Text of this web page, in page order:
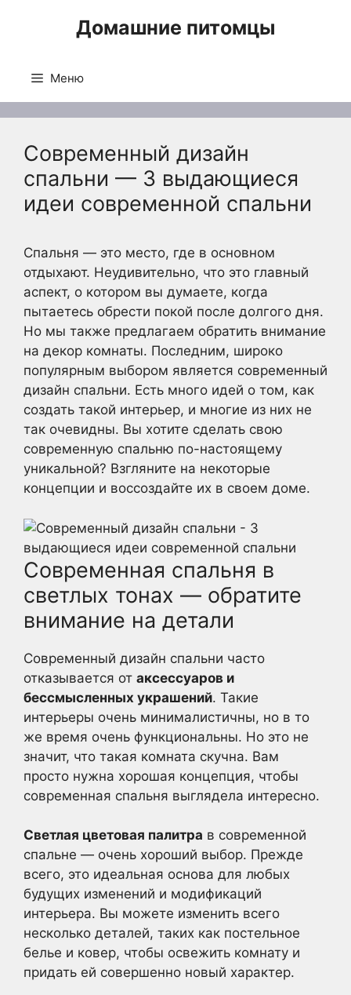
Домашние питомцы
Меню
Современный дизайн
спальни — 3 выдающиеся
идеи современной спальни
Спальня — это место, где в основном
отдыхают. Неудивительно, что это главный
аспект, о котором вы думаете, когда
пытаетесь обрести покой после долгого дня.
Но мы также предлагаем обратить внимание
на декор комнаты. Последним, широко
популярным выбором является современный
дизайн спальни. Есть много идей о том, как
создать такой интерьер, и многие из них не
так очевидны. Вы хотите сделать свою
современную спальню по-настоящему
уникальной? Взгляните на некоторые
концепции и воссоздайте их в своем доме.
Современная спальня в
светлых тонах — обратите
внимание на детали
Современный дизайн спальни часто
отказывается от аксессуаров и
бессмысленных украшений. Такие
интерьеры очень минималистичны, но в то
же время очень функциональны. Но это не
значит, что такая комната скучна. Вам
просто нужна хорошая концепция, чтобы
современная спальня выглядела интересно.
Светлая цветовая палитра в современной
спальне — очень хороший выбор. Прежде
всего, это идеальная основа для любых
будущих изменений и модификаций
интерьера. Вы можете изменить всего
несколько деталей, таких как постельное
белье и ковер, чтобы освежить комнату и
придать ей совершенно новый характер.